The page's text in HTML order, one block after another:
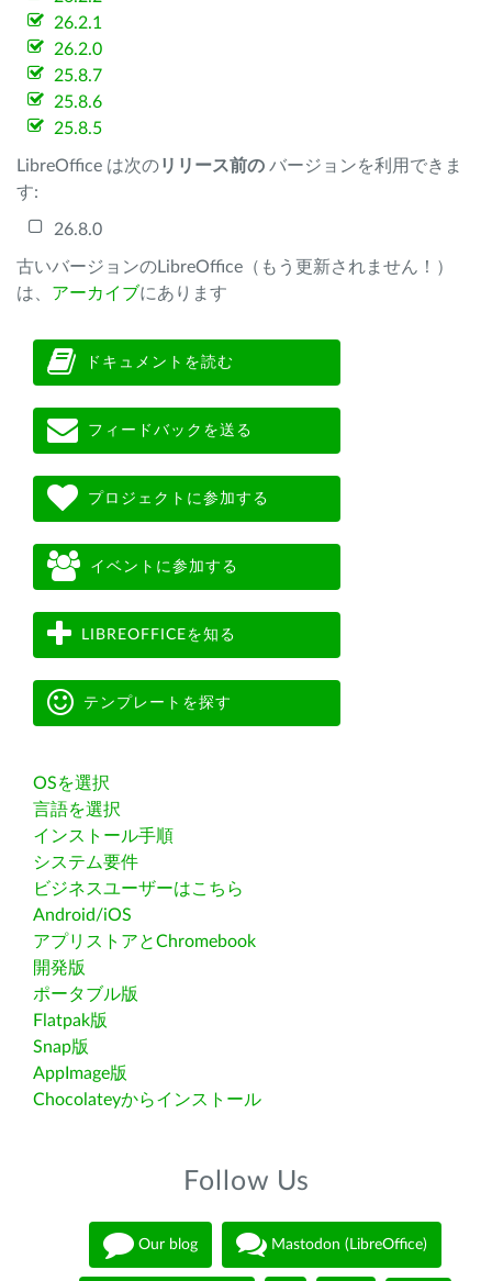
26.2.1
26.2.0
25.8.7
25.8.6
25.8.5
LibreOffice は次のリリース前の バージョンを利用できま
す:
26.8.0
古いバージョンのLibreOffice（もう更新されません！）
は、 アーカイブにあります
ドキュメントを読む
フィードバックを送る
プロジェクトに参加する
イベントに参加する
LIBREOFFICEを知る
テンプレートを探す
OSを選択
言語を選択
インストール手順
システム要件
ビジネスユーザーはこちら
Android/iOS
アプリストアとChromebook
開発版
ポータブル版
Flatpak版
Snap版
AppImage版
Chocolateyからインストール
Follow Us
Our blog Mastodon (LibreOffice)